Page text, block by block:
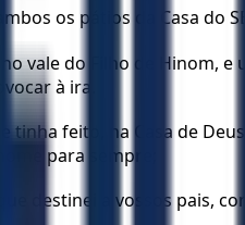
os pátios da Casa do
vale do Filho de Hinom,
à ira.
tinha feito, na Casa de
para sempre;
destinei a vossos